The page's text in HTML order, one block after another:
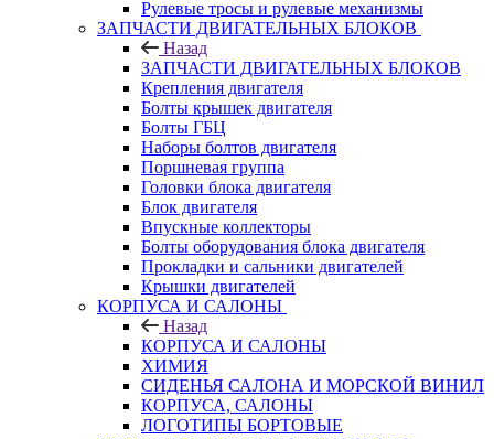
Рулевые тросы и рулевые механизмы
ЗАПЧАСТИ ДВИГАТЕЛЬНЫХ БЛОКОВ
Назад
ЗАПЧАСТИ ДВИГАТЕЛЬНЫХ БЛОКОВ
Крепления двигателя
Болты крышек двигателя
Болты ГБЦ
Наборы болтов двигателя
Поршневая группа
Головки блока двигателя
Блок двигателя
Впускные коллекторы
Болты оборудования блока двигателя
Прокладки и сальники двигателей
Крышки двигателей
КОРПУСА И САЛОНЫ
Назад
КОРПУСА И САЛОНЫ
ХИМИЯ
СИДЕНЬЯ САЛОНА И МОРСКОЙ ВИНИЛ
КОРПУСА, САЛОНЫ
ЛОГОТИПЫ БОРТОВЫЕ